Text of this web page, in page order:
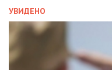
УВИДЕНО